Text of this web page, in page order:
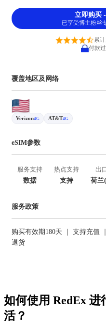
立即购买
已享受博主粉丝
累
付款
覆盖地区及网络
Verizon4G AT&T4G
eSIM参数
服务支持
数据
热点支持
支持
出
荷兰
服务政策
购买有效期180天 ｜ 支持充值
退货
如何使用 RedEx 进
活？